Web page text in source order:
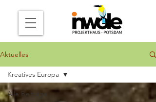
Aktuelles
Alle Beiträge
Kreatives Europa